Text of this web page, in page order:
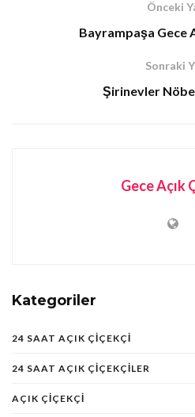
Önceki
Bayrampaşa Gece
Sonraki
Şirinevler
Gece Açık
Kategoriler
24 SAAT AÇIK ÇIÇEKÇI
24 SAAT AÇIK ÇIÇEKÇILER
AÇIK ÇIÇEKÇI